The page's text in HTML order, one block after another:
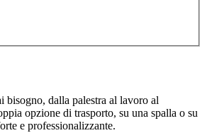
dalla palestra al lavoro al
opzione di trasporto, su una spalla o su
e professionalizzante.